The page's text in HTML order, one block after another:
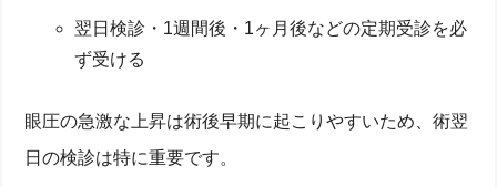
翌日検診・1週間後・1ヶ月後などの定期受診を必
ず受ける
眼圧の急激な上昇は術後早期に起こりやすいため、術翌
日の検診は特に重要です。